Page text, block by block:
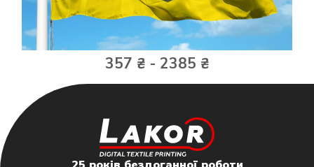
357 ₴ - 2385 ₴